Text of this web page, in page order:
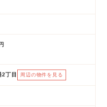
2丁目 周辺の物件を見る